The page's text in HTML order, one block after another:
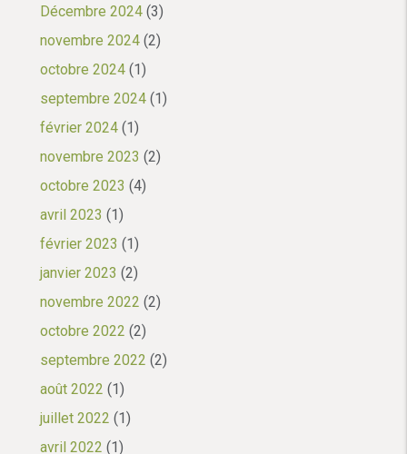
Décembre 2024 (3)
novembre 2024 (2)
octobre 2024 (1)
septembre 2024 (1)
février 2024 (1)
novembre 2023 (2)
octobre 2023 (4)
avril 2023 (1)
février 2023 (1)
janvier 2023 (2)
novembre 2022 (2)
octobre 2022 (2)
septembre 2022 (2)
août 2022 (1)
juillet 2022 (1)
avril 2022 (1)